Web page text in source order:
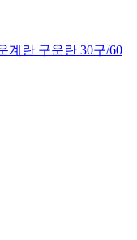
계란 구운란 30구/60